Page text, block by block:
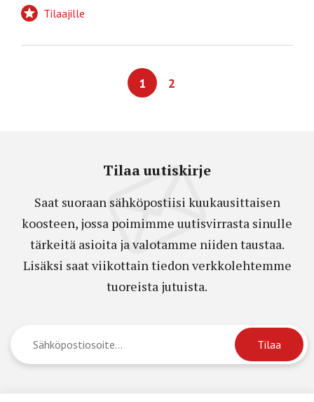
Tilaajille
1 2
Tilaa uutiskirje
Saat suoraan sähköpostiisi kuukausittaisen
koosteen, jossa poimimme uutisvirrasta sinulle
tärkeitä asioita ja valotamme niiden taustaa.
Lisäksi saat viikottain tiedon verkkolehtemme
tuoreista jutuista.